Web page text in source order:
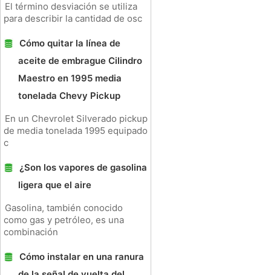
El término desviación se utiliza
para describir la cantidad de osc
Cómo quitar la línea de
aceite de embrague Cilindro
Maestro en 1995 media
tonelada Chevy Pickup
En un Chevrolet Silverado pickup
de media tonelada 1995 equipado
c
¿Son los vapores de gasolina
ligera que el aire
Gasolina, también conocido
como gas y petróleo, es una
combinación
Cómo instalar en una ranura